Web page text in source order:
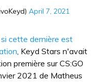
April 7, 2021
cette dernière est
, Keyd Stars n'avait
première sur CS:GO
2021 de Matheus